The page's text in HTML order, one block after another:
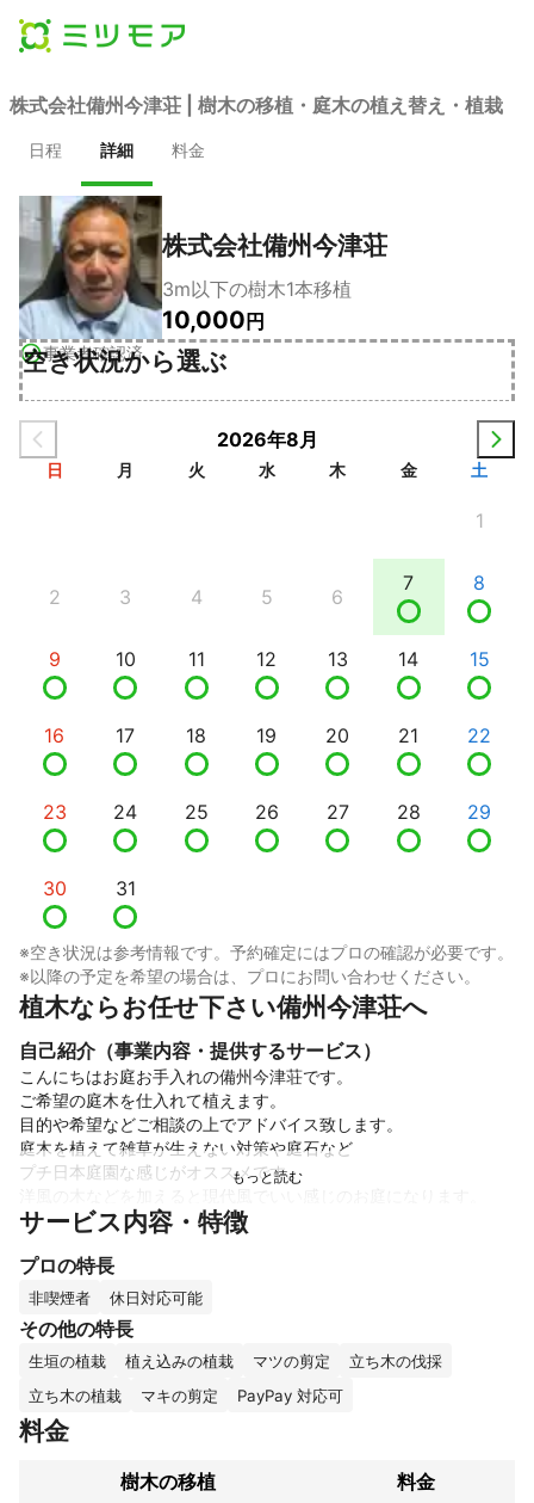
株式会社備州今津荘 | 樹木の移植・庭木の植え替え・植栽
日程 詳細 料金
事業者確認済
株式会社備州今津荘
3m以下の樹木1本移植
10,000 円
空き状況から選ぶ
2026年8月
日 月 火 水 木 金 土
1
2 3 4 5 6
7 8
9 10 11 12 13 14 15
16 17 18 19 20 21 22
23 24 25 26 27 28 29
30 31
※空き状況は参考情報です。予約確定にはプロの確認が必要です。
※以降の予定を希望の場合は、プロにお問い合わせください。
植木ならお任せ下さい備州今津荘へ
自己紹介（事業内容・提供するサービス）
こんにちはお庭お手入れの備州今津荘です。
ご希望の庭木を仕入れて植えます。
目的や希望などご相談の上でアドバイス致します。
庭木を植えて雑草が生えない対策や庭石など
プチ日本庭園な感じがオススメです。
仕入れ分は前金になります。
その後の剪定では割引サービスも御座います。お手入れしやすい
庭を作りましょう。
お気楽にご相談ください
これまでの実績
人工芝、防草工事、芝生工事、草刈り、伐採、剪定、抜根、ブロ
ック積み、土間コンクリート、外壁洗浄の実績があります。
アピールポイント
高品質で長期的には経済的な人工芝
１０年以上効果がある防草工事
サービス内容・特徴
プロの特長
非喫煙者 休日対応可能
その他の特長
生垣の植栽 植え込みの植栽 マツの剪定
立ち木の伐採
立ち木の植栽
マキの剪定 PayPay 対応可
料金
樹木の移植
料金